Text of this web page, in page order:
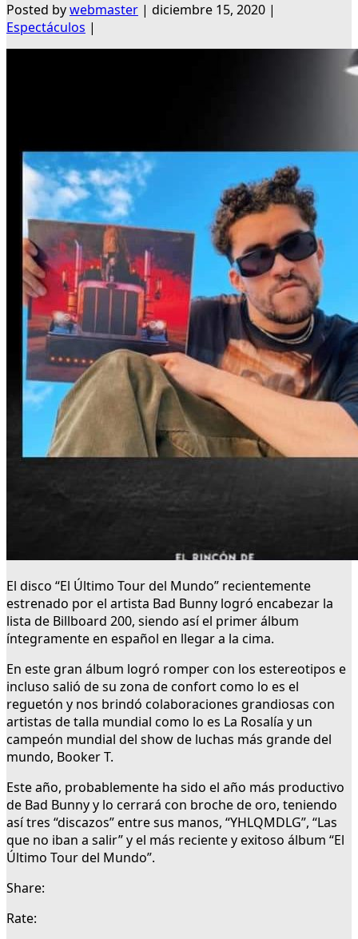
Posted bywebmaster | diciembre 15, 2020 |
Espectáculos |
El disco “El Último Tour del Mundo” recientemente
estrenado por el artista Bad Bunny logró encabezar la
lista de Billboard 200, siendo así el primer álbum
íntegramente en español en llegar a la cima.
En este gran álbum logró romper con los estereotipos e
incluso salió de su zona de confort como lo es el
reguetón y nos brindó colaboraciones grandiosas con
artistas de talla mundial como lo es La Rosalía y un
campeón mundial del show de luchas más grande del
mundo, Booker T.
Este año, probablemente ha sido el año más productivo
de Bad Bunny y lo cerrará con broche de oro, teniendo
así tres “discazos” entre sus manos, “YHLQMDLG”, “Las
que no iban a salir” y el más reciente y exitoso álbum “El
Último Tour del Mundo”.
Share:
Rate: